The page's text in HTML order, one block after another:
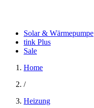
Solar & Wärmepumpe
tink Plus
Sale
Home
/
Heizung